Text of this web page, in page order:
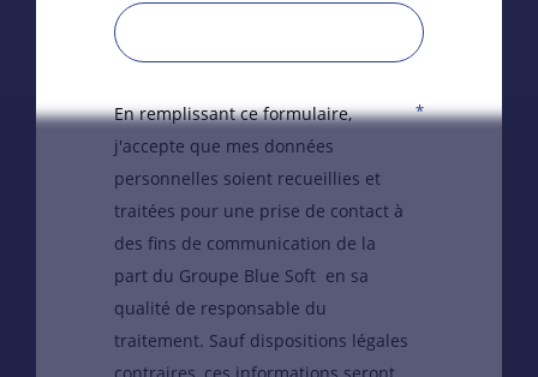
En remplissant ce formulaire,
j'accepte que mes données
personnelles soient recueillies et
traitées pour une prise de contact à
des fins de communication de la
part du Groupe Blue Soft en sa
qualité de responsable du
traitement. Sauf dispositions légales
*